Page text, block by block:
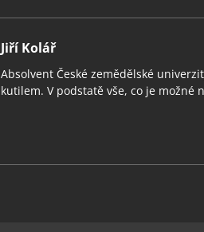
Jiří Kolář
Absolvent České zemědělské
kutilem. V podstatě vše, co je možné